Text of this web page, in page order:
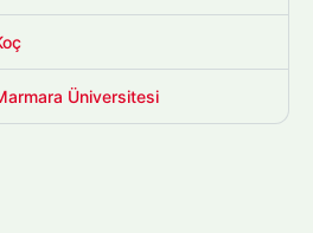
Üniversitesi